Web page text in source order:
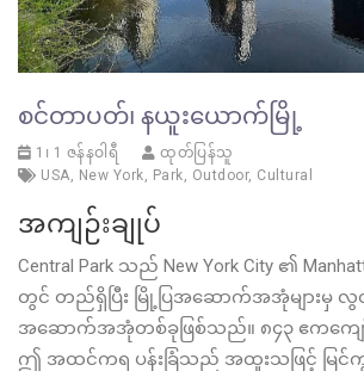
စင်တာပတ်၊ နယူးယောက်မြို့
1၊ 1 ဇန်နဝါရီ
ထုတ်ပြန်သူ
USA
New York Park Outdoor, Cultural
အကျဉ်းချုပ်
Central Park သည် New York City ၏
တွင် တည်ရှိပြီး မြို့ပြအဆောက်အအုံများမှ
အဆောက်အအုံတစ်ခုဖြစ်သည်။ ၈၄၃ ဧကကျေ
ဤ အထင်ကရ ပန်းခြံသည် အထူးသဖြင့် မြ